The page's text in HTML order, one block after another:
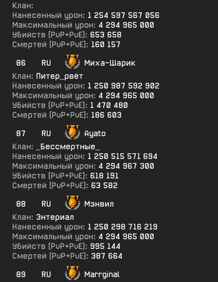
Клан:
Нанесенный урон: 1 254 597 567 056
Максимальный урон: 4 294 965 000
Убийств (PvP+PvE): 653 658
Смертей (PvP+PvE): 160 157
86
RU
Миха-Шарик
Клан: Питер_рвёт
Нанесенный урон: 1 250 987 592 902
Максимальный урон: 4 294 965 000
Убийств (PvP+PvE): 1 470 480
Смертей (PvP+PvE): 186 603
87
RU
Ayato
Клан:
_Бессмертные_
Нанесенный урон: 1 250 515 571 694
Максимальный урон: 4 294 967 300
Убийств (PvP+PvE): 618 191
Смертей (PvP+PvE): 63 582
88
RU
Мэнвил
Клан: Энтериал
Нанесенный урон: 1 250 298 716 219
Максимальный урон: 4 294 965 000
Убийств (PvP+PvE): 995 144
Смертей (PvP+PvE): 387 664
89
RU
Marrginal